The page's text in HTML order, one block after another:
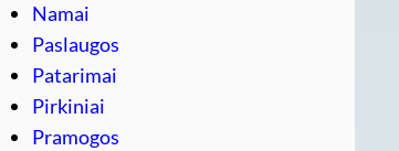
Namai
Paslaugos
Patarimai
Pirkiniai
Pramogos